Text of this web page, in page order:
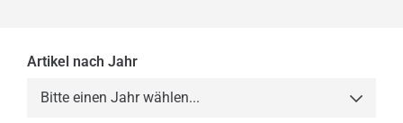
Artikel nach Jahr
Bitte einen Jahr wählen...